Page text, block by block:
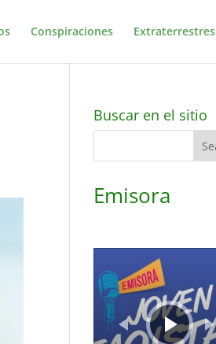
Conspiraciones Extraterrestres
Buscar en el sitio
Emisora
Audio